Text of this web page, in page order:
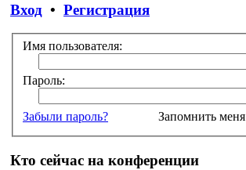
Вход • Регистрация
Имя пользователя:
Пароль:
Забыли пароль? Запомнить меня
Кто сейчас на конференции